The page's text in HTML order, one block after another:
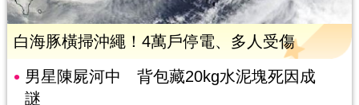
白海豚橫掃沖繩！4萬戶停電、多人受傷
男星陳屍河中 背包藏20kg水泥塊死因成
謎